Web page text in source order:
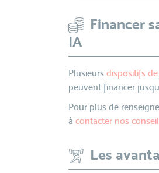
Financer
IA
Plusieurs dispositifs
peuvent financer
Pour plus de
à contacter nos
Les